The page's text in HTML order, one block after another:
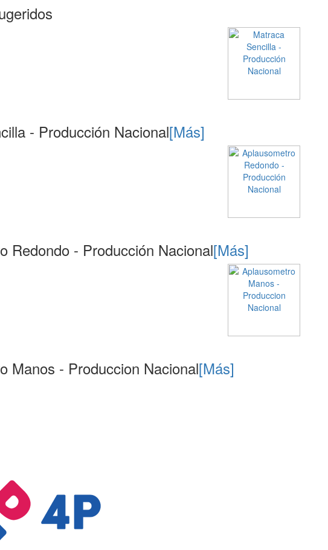
- Producción Nacional[Más]
Redondo - Producción Nacional[Más]
Manos - Produccion Nacional[Más]